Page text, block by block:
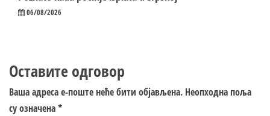
06/08/2026
Оставите одговор
Ваша адреса е-поште неће бити објављена. Неопходна поља
су означена*